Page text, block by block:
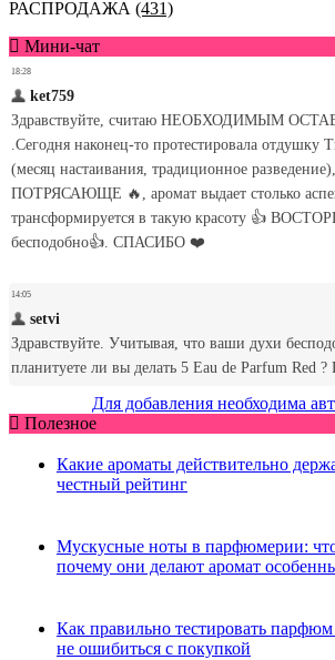
РАСПРОДАЖА (431)
Мини-чат
Для добавления необходима
Полезное
Какие ароматы действительно
честный рейтинг
Мускусные ноты в парфюмерии: что
почему они делают аромат
Как правильно тестировать
не ошибиться с покупкой